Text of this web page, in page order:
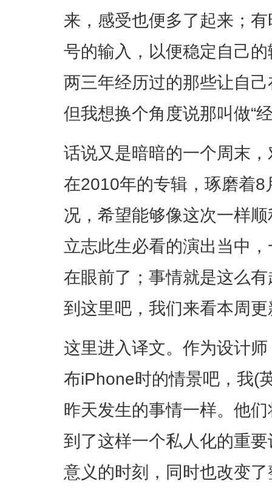
来，感受也便多了起来；
号的输入，以便稳定自己
两三年经历过的那些让自
但我想换个角度说那叫做“
话说又是暗暗的一个周末
在2010年的专辑，琢磨着
况，希望能够像这次一样
立志此生必看的演出当中
在眼前了；事情就是这么
到这里吧，我们来看本周
这里进入译文。作为设计
布iPhone时的情景吧，我(
昨天发生的事情一样。他
到了这样一个私人化的重
意义的时刻，同时也改变